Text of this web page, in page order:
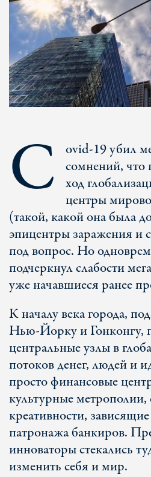
C
ovid-19 убил
сомнений, что
ход
центры
(такой, какой она была
эпицентры заражения и
под вопрос. Но
подчеркнул слабости
уже начавшиеся ранее
К началу века города,
Нью-Йорку и Гонконгу,
центральные узлы в
потоков денег, людей и
просто финансовые
культурные метрополии,
креативности, зависящие
патронажа банкиров.
инноваторы стекались
изменить себя и мир.